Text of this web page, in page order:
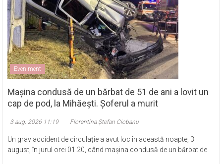
Eveniment
Mașina condusă de un bărbat de 51 de ani a lovit un
cap de pod, la Mihăești. Șoferul a murit
3 aug. 2026 11:19 Florentina Ștefan Ciobanu
Un grav accident de circulație a avut loc în această noapte, 3
august, în jurul orei 01.20, când mașina condusă de un bărbat de